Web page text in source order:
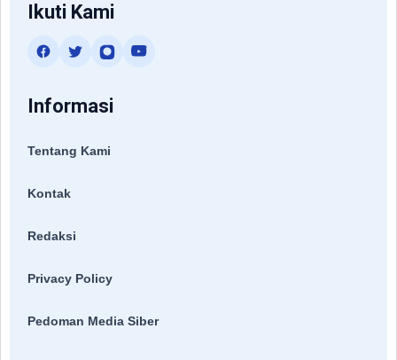
Ikuti Kami
Informasi
Tentang Kami
Kontak
Redaksi
Privacy Policy
Pedoman Media Siber